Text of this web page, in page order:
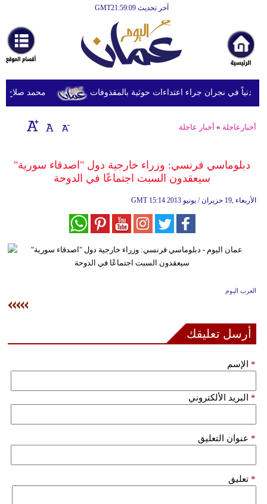
آخر تحديث GMT21:59:09
أخبارعاجلة
رياضة
ثقافة
إقتصاد
وموسيقى
ديكور
مرأة
وتكنولوجيا
محمد صلاح يصل
أخبارعاجلة » أخبار عاجلة
دبلوماسي فرنسي: وزراء خارجية دول "اصدقاء سورية"
سيعقدون السبت اجتماعًا في الدوحة
GMT 15:14 2013 الأربعاء ,19 حزيران / يونيو
العرب اليوم
أرسل تعليقك
الإسم *
البريد الألكتروني *
عنوان التعليق *
تعليق *